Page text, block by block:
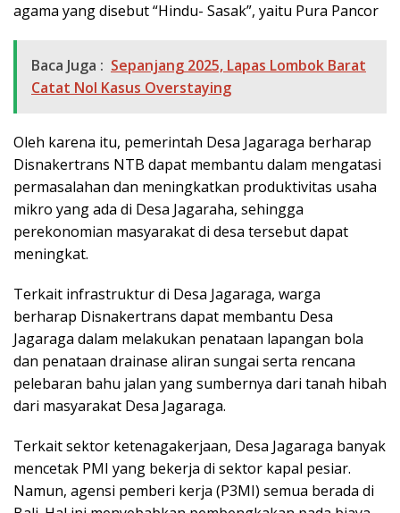
agama yang disebut “Hindu- Sasak”, yaitu Pura Pancor
Baca Juga : Sepanjang 2025, Lapas Lombok Barat
Catat Nol Kasus Overstaying
Oleh karena itu, pemerintah Desa Jagaraga berharap
Disnakertrans NTB dapat membantu dalam mengatasi
permasalahan dan meningkatkan produktivitas usaha
mikro yang ada di Desa Jagaraha, sehingga
perekonomian masyarakat di desa tersebut dapat
meningkat.
Terkait infrastruktur di Desa Jagaraga, warga
berharap Disnakertrans dapat membantu Desa
Jagaraga dalam melakukan penataan lapangan bola
dan penataan drainase aliran sungai serta rencana
pelebaran bahu jalan yang sumbernya dari tanah hibah
dari masyarakat Desa Jagaraga.
Terkait sektor ketenagakerjaan, Desa Jagaraga banyak
mencetak PMI yang bekerja di sektor kapal pesiar.
Namun, agensi pemberi kerja (P3MI) semua berada di